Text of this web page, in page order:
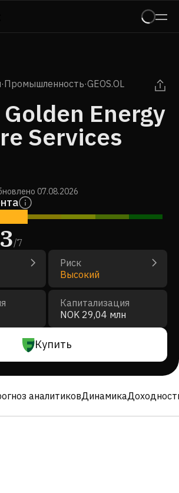
·Промышленность·GEOS.OL
Energy
Services
07.08.2026
3/7
Риск
Высокий
Капитализация
NOK 29,04 млн
Купить
аналитиковДинамика